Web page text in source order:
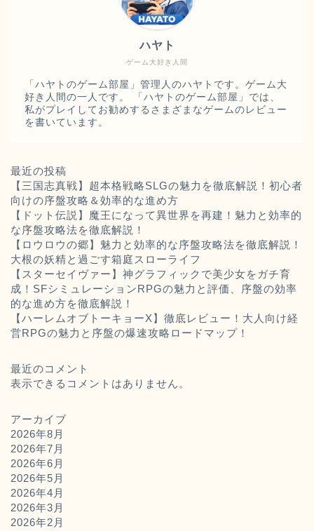
ゲーム大好き人間
ハヤト
「ハヤトのゲーム部屋」管理人のハヤトです。ゲーム大
好き人間の一人です。 「ハヤトのゲーム部屋」では、
私がプレイしてお勧めするさまざまなゲームのレビュー
を書いています。
最近の投稿
【三国志真戦】超本格戦略SLGの魅力を徹底解説！初心者
向けの序盤攻略＆効率的な進め方
【ドット伝説】魔王になって異世界を再建！魅力と効率的
な序盤攻略法を徹底解説！
【ロウロウの郷】魅力と効率的な序盤攻略法を徹底解説！
大根の妖精と過ごす箱庭スローライフ
【スターセイヴァー】神グラフィックで美少女をガチ育
成！SFシミュレーションRPGの魅力と評価、序盤の効率
的な進め方を徹底解説！
【ハーレムオブトーキョーX】徹底レビュー！大人向け経
営RPGの魅力と序盤の爆速攻略ロードマップ！
最近のコメント
表示できるコメントはありません。
アーカイブ
2026年8月
2026年7月
2026年6月
2026年5月
2026年4月
2026年3月
2026年2月